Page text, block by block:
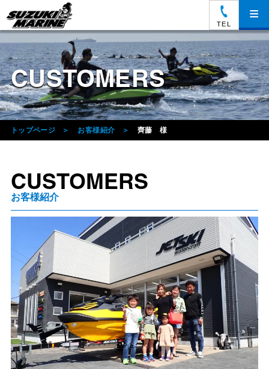
TEL
≡
CUSTOMERS
トップページ お客様紹介 齊藤 様
CUSTOMERS
お客様紹介